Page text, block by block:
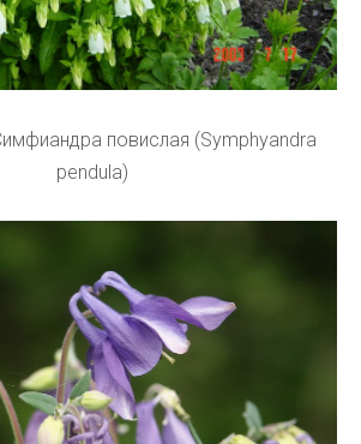
повислая (Symphyandra
pendula)